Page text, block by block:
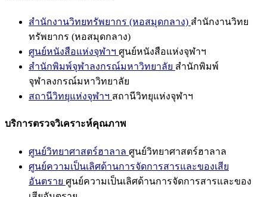
สำนักงานวิทยทรัพยากร (หอสมุดกลาง) สำนักงานวิทย
ทรัพยากร (หอสมุดกลาง)
ศูนย์หนังสือแห่งจุฬาฯ ศูนย์หนังสือแห่งจุฬาฯ
สำนักพิมพ์จุฬาลงกรณ์มหาวิทยาลัย สำนักพิมพ์
จุฬาลงกรณ์มหาวิทยาลัย
สถานีวิทยุแห่งจุฬาฯ สถานีวิทยุแห่งจุฬาฯ
บริการตรวจวิเคราะห์คุณภาพ
ศูนย์วิทยาศาสตร์ฮาลาล ศูนย์วิทยาศาสตร์ฮาลาล
ศูนย์ความเป็นเลิศด้านการจัดการสารและของเสีย
อันตราย ศูนย์ความเป็นเลิศด้านการจัดการสารและของ